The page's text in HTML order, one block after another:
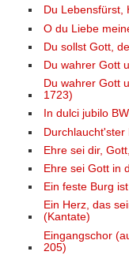
Du Lebensfürst,
O du Liebe
Du sollst Gott,
Du wahrer Gott
Du wahrer Gott
1723)
In dulci jubilo
Durchlaucht'ster
Ehre sei dir,
Ehre sei Gott in
Ein feste Burg
Ein Herz, das
(Kantate)
Eingangschor
205)